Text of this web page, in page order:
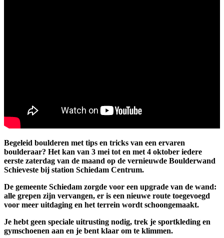
Begeleid boulderen met tips en tricks van een ervaren
boulderaar? Het kan van 3 mei tot en met 4 oktober iedere
eerste zaterdag van de maand op de vernieuwde Boulderwand
Schieveste bij station Schiedam Centrum.
De gemeente Schiedam zorgde voor een upgrade van de wand:
alle grepen zijn vervangen, er is een nieuwe route toegevoegd
voor meer uitdaging en het terrein wordt schoongemaakt.
Je hebt geen speciale uitrusting nodig, trek je sportkleding en
gymschoenen aan en je bent klaar om te klimmen.